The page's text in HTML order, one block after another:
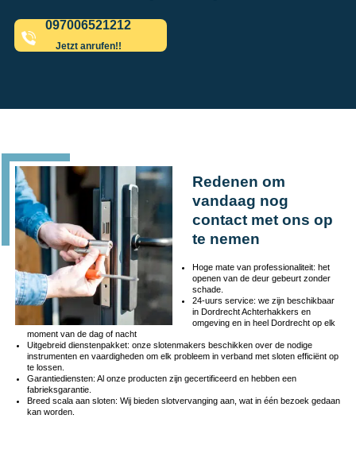
097006521212
Jetzt anrufen!!
Redenen om
vandaag nog
contact met ons op
te nemen
Hoge mate van professionaliteit: het
openen van de deur gebeurt zonder
schade.
24-uurs service: we zijn beschikbaar
in Dordrecht Achterhakkers en
omgeving en in heel Dordrecht op elk
moment van de dag of nacht
Uitgebreid dienstenpakket: onze slotenmakers beschikken over de nodige
instrumenten en vaardigheden om elk probleem in verband met sloten efficiënt op
te lossen.
Garantiediensten: Al onze producten zijn gecertificeerd en hebben een
fabrieksgarantie.
Breed scala aan sloten: Wij bieden slotvervanging aan, wat in één bezoek gedaan
kan worden.